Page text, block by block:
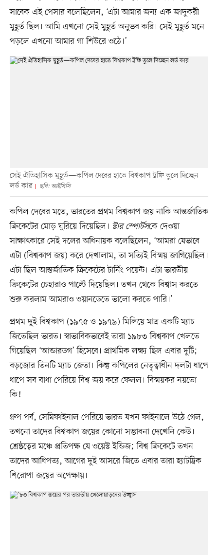
সাবেক এই পেসার বলেছিলেন, ‘এটা আমার জন্য এক জাদুকরী
মুহূর্ত ছিল। আমি এখনো সেই মুহূর্ত অনুভব করি। সেই মুহূর্ত মনে
পড়লে এখনো আমার গা শিউরে ওঠে।’
সেই ঐতিহাসিক মুহূর্ত—কপিল দেবের হাতে বিশ্বকাপ ট্রফি তুলে দিচ্ছেন
লর্ড কার
ছবি: আইসিসি
কপিল দেবের মতে, ভারতের প্রথম বিশ্বকাপ জয় নাকি আন্তর্জাতিক
ক্রিকেটের মোড় ঘুরিয়ে দিয়েছিল। স্টার স্পোর্টসকে দেওয়া
সাক্ষাৎকারে সেই দলের অধিনায়ক বলেছিলেন, ‘আমরা যেভাবে
এটা (বিশ্বকাপ জয়) করে দেখালাম, তা সত্যিই বিস্ময় জাগিয়েছিল।
এটা ছিল আন্তর্জাতিক ক্রিকেটের টার্নিং পয়েন্ট। এটা ভারতীয়
ক্রিকেটের চেহারাও পাল্টে দিয়েছিল। তখন থেকে বিশ্বাস করতে
শুরু করলাম আমরাও ওয়ানডেতে ভালো করতে পারি।’
প্রথম দুই বিশ্বকাপ (১৯৭৫ ও ১৯৭৯) মিলিয়ে মাত্র একটি ম্যাচ
জিতেছিল ভারত। স্বাভাবিকভাবেই তারা ১৯৮৩ বিশ্বকাপ খেলতে
গিয়েছিল ‘আন্ডারডগ’ হিসেবে। প্রাথমিক লক্ষ্য ছিল এবার দুটি;
বড়জোর তিনটি ম্যাচ জেতা। কিন্তু কপিলের নেতৃত্বাধীন দলটা ধাপে
ধাপে সব বাধা পেরিয়ে বিশ্ব জয় করে ফেলল। বিস্ময়কর নয়তো
কি!
গ্রুপ পর্ব, সেমিফাইনাল পেরিয়ে ভারত যখন ফাইনালে উঠে গেল,
তখনো তাদের বিশ্বকাপ জয়ের কোনো সম্ভাবনা দেখেনি কেউ।
শ্রেষ্ঠত্বের মঞ্চে প্রতিপক্ষ যে ওয়েস্ট ইন্ডিজ; বিশ্ব ক্রিকেটে তখন
তাদের আধিপত্য, আগের দুই আসরে জিতে এবার তারা হ্যাটট্রিক
শিরোপা জয়ের অপেক্ষায়।